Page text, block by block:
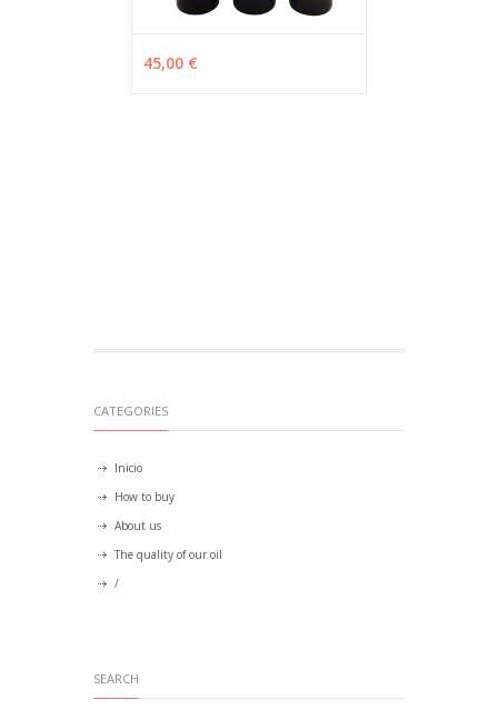
45,00 €
CATEGORIES
Inicio
How to buy
About us
The quality of our oil
/
SEARCH